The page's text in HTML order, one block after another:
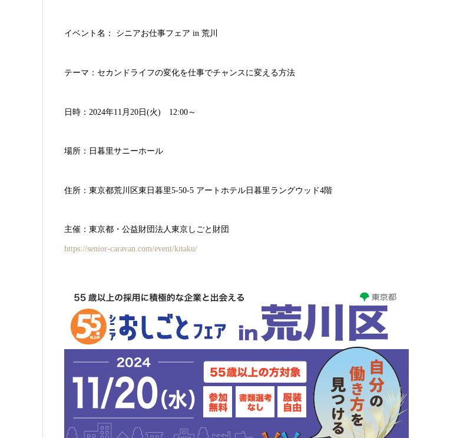
イベント名： シニアお仕事フェア in 荒川
テーマ：セカンドライフの変化を仕事でチャンスに変える方法
日時：2024年11月20日(火) 12:00～
場所：日暮里サニーホール
住所：東京都荒川区東日暮里5-50-5 アートホテル日暮里ラングウッド4階
主催：東京都・公益財団法人東京しごと財団
https://senior-caravan.com/event/kitaku/